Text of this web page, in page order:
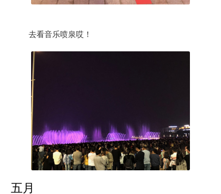
去看音乐喷泉哎！
五月